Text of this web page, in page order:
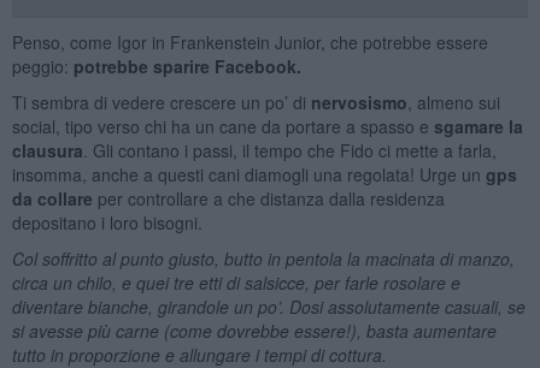
Penso, come Igor in Frankenstein Junior, che potrebbe essere
peggio: potrebbe sparire Facebook.
Ti sembra di vedere crescere un po’ di nervosismo , almeno sui
social, tipo verso chi ha un cane da portare a spasso e sgamare la
clausura . Gli contano i passi, il tempo che Fido ci mette a farla,
insomma, anche a questi cani diamogli una regolata! Urge un gps
da collare per controllare a che distanza dalla residenza
depositano i loro bisogni.
Col soffritto al punto giusto, butto in pentola la macinata di manzo,
circa un chilo, e quei tre etti di salsicce, per farle rosolare e
diventare bianche, girandole un po’. Dosi assolutamente casuali, se
si avesse più carne (come dovrebbe essere!), basta aumentare
tutto in proporzione e allungare i tempi di cottura.